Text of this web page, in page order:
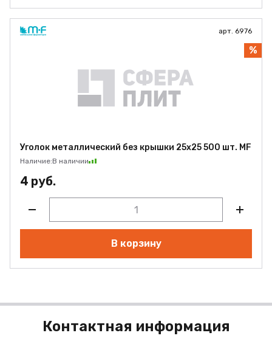
арт. 6976
%
Уголок металлический без крышки 25х25 500 шт. MF
Наличие:В наличии
4 руб.
В корзину
Контактная информация